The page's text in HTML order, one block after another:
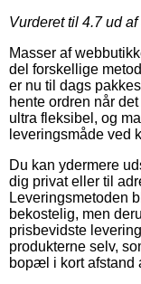
Vurderet til 4.7ud af
Masser af
del forskellige
er nu til dags
hente ordren når
ultra fleksibel, og
leveringsmåde ved
Du kan ydermere
dig privat eller til
Leveringsmetoden
bekostelig, men
prisbevidste
produkterne selv,
bopæl i kort afstand